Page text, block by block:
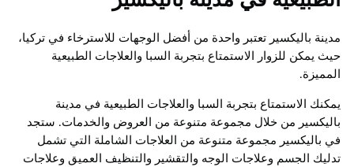
مدينة باليكسير تعتبر واحدة من أفضل الوجهات للاسترخاء في تركيا،
حيث يمكن للزوار الاستمتاع بتجربة السبا والعلاجات الطبيعية
المميزة.
يمكنك الاستمتاع بتجربة السبا والعلاجات الطبيعية في مدينة
باليكسير من خلال مجموعة متنوعة من العروض والخدمات. ستجد
في باليكسير مجموعة متنوعة من العلاجات الشاملة التي تشمل
تدليك الجسم وعلاجات الوجه والتقشير والتنظيف العميق وعلاجات